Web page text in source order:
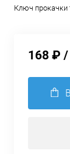
Ключ прокачки
168 ₽ /